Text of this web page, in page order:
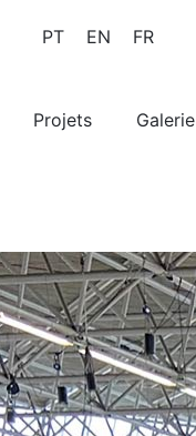
PT EN FR
Projets Galerie